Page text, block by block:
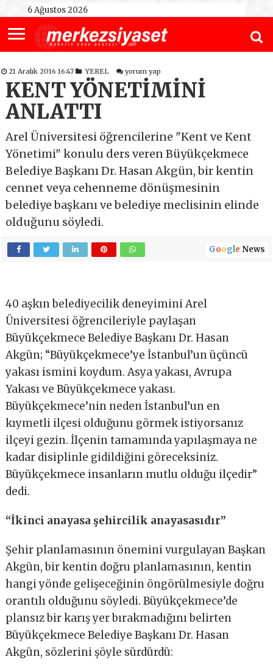
6 Ağustos 2026
21 Aralık 2016 16:47 YEREL yorum yap
KENT YÖNETİMİNİ
ANLATTI
Arel Üniversitesi öğrencilerine "Kent ve Kent
Yönetimi" konulu ders veren Büyükçekmece
Belediye Başkanı Dr. Hasan Akgün, bir kentin
cennet veya cehenneme dönüşmesinin
belediye başkanı ve belediye meclisinin elinde
olduğunu söyledi.
Google News
40 aşkın belediyecilik deneyimini Arel
Üniversitesi öğrencileriyle paylaşan
Büyükçekmece Belediye Başkanı Dr. Hasan
Akgün; “Büyükçekmece’ye İstanbul’un üçüncü
yakası ismini koydum. Asya yakası, Avrupa
Yakası ve Büyükçekmece yakası.
Büyükçekmece’nin neden İstanbul’un en
kıymetli ilçesi olduğunu görmek istiyorsanız
ilçeyi gezin. İlçenin tamamında yapılaşmaya ne
kadar disiplinle gidildiğini göreceksiniz.
Büyükçekmece insanların mutlu olduğu ilçedir”
dedi.
“İkinci anayasa şehircilik anayasasıdır”
Şehir planlamasının önemini vurgulayan Başkan
Akgün, bir kentin doğru planlamasının, kentin
hangi yönde gelişeceğinin öngörülmesiyle doğru
orantılı olduğunu söyledi. Büyükçekmece’de
plansız bir karış yer bırakmadığını belirten
Büyükçekmece Belediye Başkanı Dr. Hasan
Akgün, sözlerini şöyle sürdürdü: